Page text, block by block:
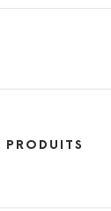
PRODUITS